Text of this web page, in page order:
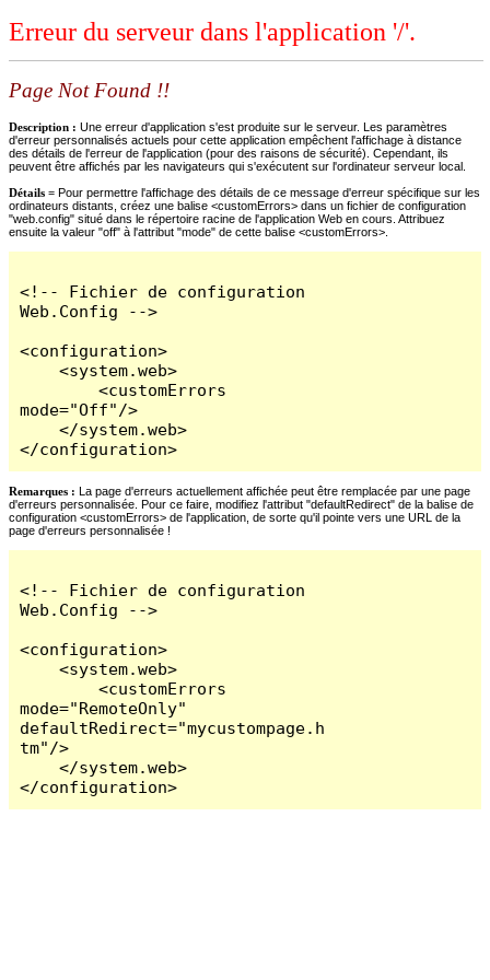
Erreur du serveur dans l'application '/'.
Page Not Found !!
Description : Une erreur d'application s'est produite sur le serveur. Les paramètres
d'erreur personnalisés actuels pour cette application empêchent l'affichage à distance
des détails de l'erreur de l'application (pour des raisons de sécurité). Cependant, ils
peuvent être affichés par les navigateurs qui s'exécutent sur l'ordinateur serveur local.
Détails = Pour permettre l'affichage des détails de ce message d'erreur spécifique sur les
ordinateurs distants, créez une balise <customErrors> dans un fichier de configuration
"web.config" situé dans le répertoire racine de l'application Web en cours. Attribuez
ensuite la valeur "off" à l'attribut "mode" de cette balise <customErrors>.
<!-- Fichier de configuration
Web.Config -->
<configuration>
    <system.web>
        <customErrors
mode="Off"/>
    </system.web>
</configuration>
Remarques : La page d'erreurs actuellement affichée peut être remplacée par une page
d'erreurs personnalisée. Pour ce faire, modifiez l'attribut "defaultRedirect" de la balise de
configuration <customErrors> de l'application, de sorte qu'il pointe vers une URL de la
page d'erreurs personnalisée !
<!-- Fichier de configuration
Web.Config -->
<configuration>
    <system.web>
        <customErrors
mode="RemoteOnly"
defaultRedirect="mycustompage.h
tm"/>
    </system.web>
</configuration>